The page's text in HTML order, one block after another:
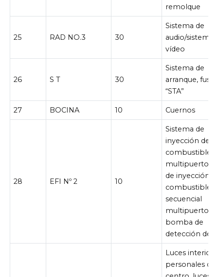
remolque
25 RAD NO.3 30
Sistema de
audio/sistema
vídeo
26 S T 30
Sistema de
arranque,
“STA”
27 BOCINA 10 Cuernos
28 EFI Nº 2 10
Sistema de
inyección de
combustible
multipuerto/
de inyección
combustible
secuencial
multipuerto,
bomba de
detección de
Luces
personales del